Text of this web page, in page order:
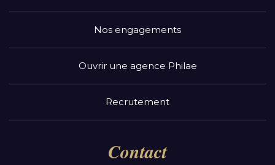
Nos engagements
Ouvrir une agence Philae
Recrutement
Contact